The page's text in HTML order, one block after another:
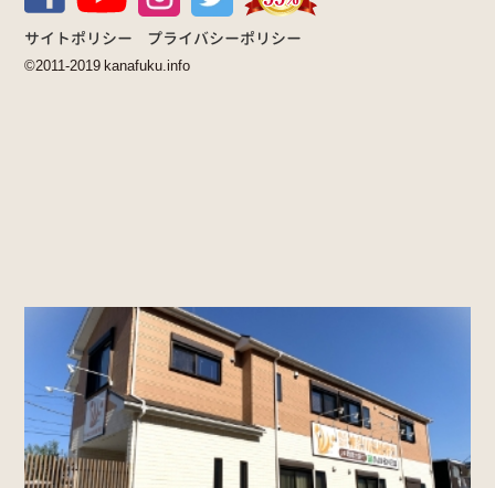
サイトポリシー プライバシーポリシー
©2011-2019 kanafuku.info